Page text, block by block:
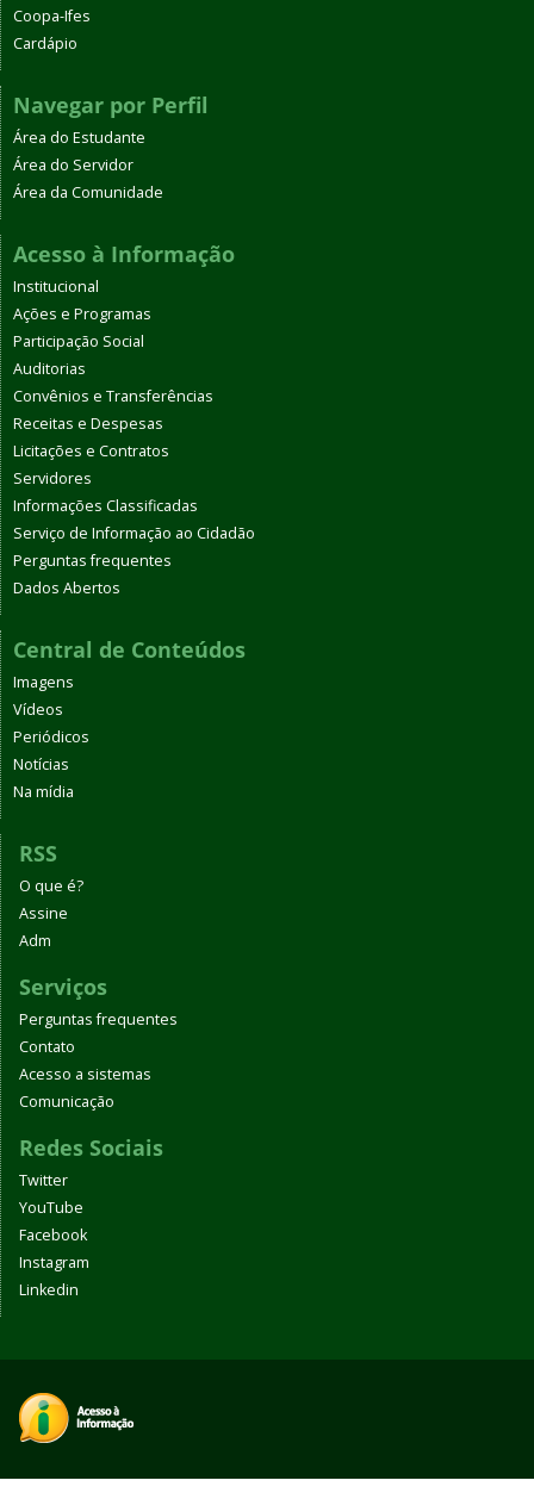
Coopa-Ifes
Cardápio
Navegar por Perfil
Área do Estudante
Área do Servidor
Área da Comunidade
Acesso à Informação
Institucional
Ações e Programas
Participação Social
Auditorias
Convênios e Transferências
Receitas e Despesas
Licitações e Contratos
Servidores
Informações Classificadas
Serviço de Informação ao Cidadão
Perguntas frequentes
Dados Abertos
Central de Conteúdos
Imagens
Vídeos
Periódicos
Notícias
Na mídia
RSS
O que é?
Assine
Adm
Serviços
Perguntas frequentes
Contato
Acesso a sistemas
Comunicação
Redes Sociais
Twitter
YouTube
Facebook
Instagram
Linkedin